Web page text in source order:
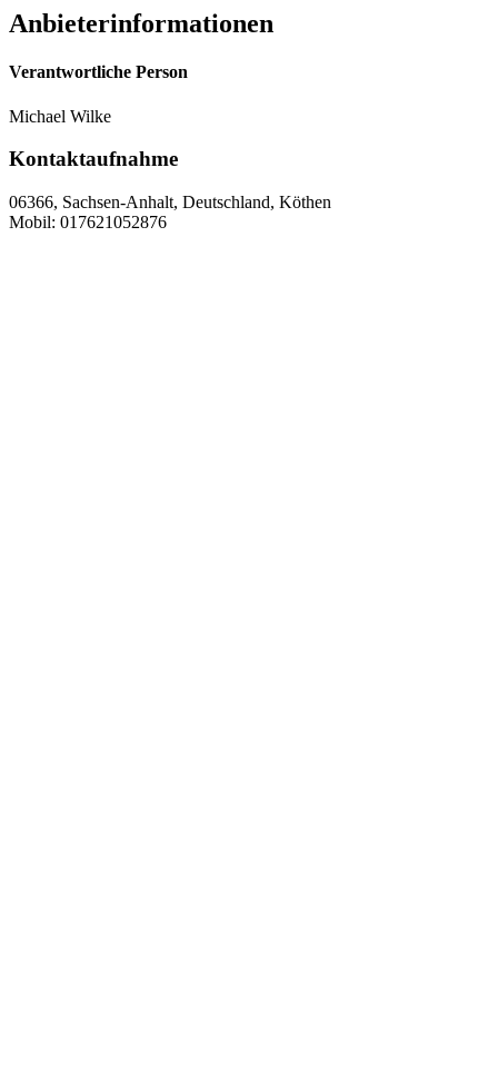
Anbieterinformationen
Verantwortliche Person
Michael Wilke
Kontaktaufnahme
06366, Sachsen-Anhalt, Deutschland, Köthen
Mobil: 017621052876